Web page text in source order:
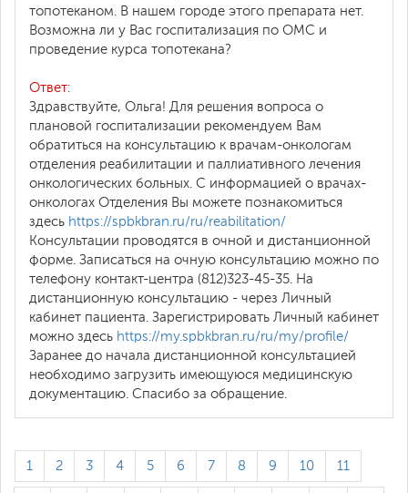
топотеканом. В нашем городе этого препарата нет.
Возможна ли у Вас госпитализация по ОМС и
проведение курса топотекана?
Ответ:
Здравствуйте, Ольга! Для решения вопроса о
плановой госпитализации рекомендуем Вам
обратиться на консультацию к врачам-онкологам
отделения реабилитации и паллиативного лечения
онкологических больных. С информацией о врачах-
онкологах Отделения Вы можете познакомиться
здесь https://spbkbran.ru/ru/reabilitation/
Консультации проводятся в очной и дистанционной
форме. Записаться на очную консультацию можно по
телефону контакт-центра (812)323-45-35. На
дистанционную консультацию - через Личный
кабинет пациента. Зарегистрировать Личный кабинет
можно здесь https://my.spbkbran.ru/ru/my/profile/
Заранее до начала дистанционной консультацией
необходимо загрузить имеющуюся медицинскую
документацию. Спасибо за обращение.
1 2 3 4 5 6 7 8 9 10 11